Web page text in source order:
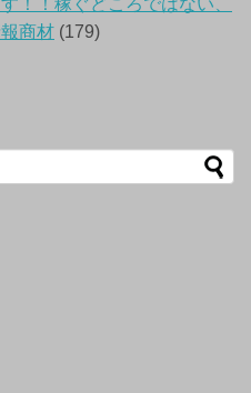
商材 (179)